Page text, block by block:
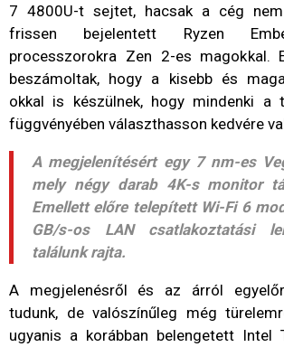
7 4800U-t sejtet, hacsak a cég
frissen bejelentett Ryzen
processzorokra Zen 2-es magokkal.
beszámoltak, hogy a kisebb és
okkal is készülnek, hogy mindenki a
függvényében választhasson kedvére
A megjelenítésért egy 7 nm-es
mely négy darab 4K-s monitor
Emellett előre telepített Wi-Fi 6
GB/s-os LAN csatlakoztatási
találunk rajta.
A megjelenésről és az árról
tudunk, de valószínűleg még
ugyanis a korábban belengetett Intel